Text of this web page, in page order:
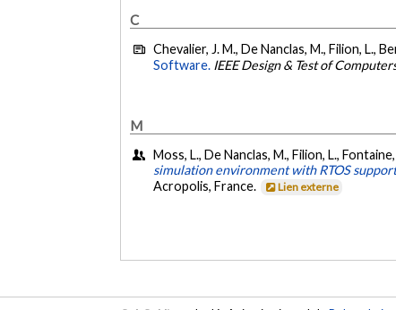
C
Chevalier, J. M., De Nanclas, M., Filion, L.,
Software. IEEE Design & Test of
M
Moss, L., De Nanclas, M., Filion, L.,
simulation environment with RTOS
Acropolis, France.
Lien externe